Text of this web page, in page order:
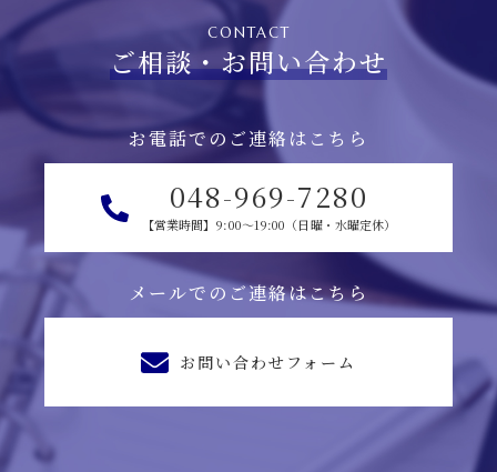
CONTACT
ご相談・お問い合わせ
お電話でのご連絡はこちら
048-969-7280
【営業時間】9:00～19:00（日曜・水曜定休）
メールでのご連絡はこちら
お問い合わせフォーム